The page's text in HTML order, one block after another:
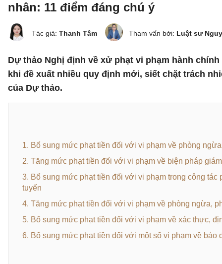
nhân: 11 điểm đáng chú ý
Tác giả: Thanh Tâm Tham vấn bởi: Luật sư
Dự thảo Nghị định về xử phạt vi phạm hành
khi đề xuất nhiều quy định mới, siết chặt trách
của Dự thảo.
1. Bổ sung mức phạt tiền đối với vi phạm về phòng
2. Tăng mức phạt tiền đối với vi phạm về biện pháp
3. Bổ sung mức phạt tiền đối với vi phạm trong công
tuyến
4. Tăng mức phạt tiền đối với vi phạm về phòng ngừa,
5. Bổ sung mức phạt tiền đối với vi phạm về xác thực,
6. Bổ sung mức phạt tiền đối với một số vi phạm về bảo